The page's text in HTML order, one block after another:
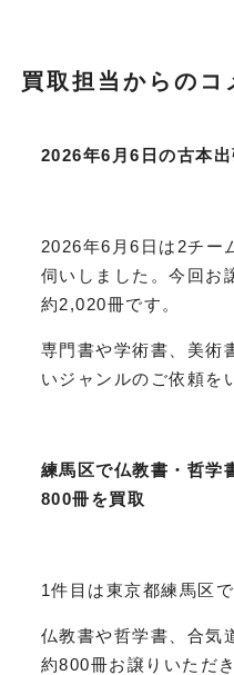
買取担当からのコ
2026年6月6日の古本
2026年6月6日は2チー
伺いしました。今回お
約2,020冊です。
専門書や学術書、美術
いジャンルのご依頼を
練馬区で仏教書・哲学
800冊を買取
1件目は東京都練馬区で
仏教書や哲学書、合気
約800冊お譲りいただ